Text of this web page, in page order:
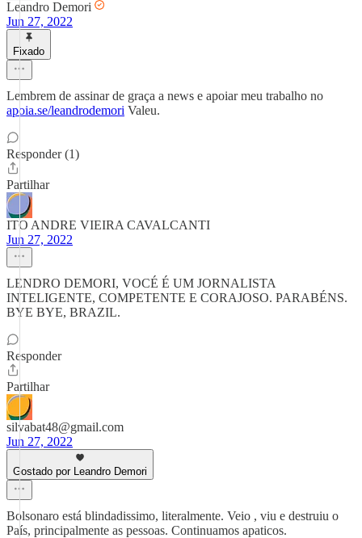
Leandro Demori
Jun 27, 2022
Fixado
Lembrem de assinar de graça a news e apoiar meu trabalho no
apoia.se/leandrodemori Valeu.
Responder (1)
Partilhar
ITO ANDRE VIEIRA CAVALCANTI
Jun 27, 2022
LENDRO DEMORI, VOCÉ É UM JORNALISTA
INTELIGENTE, COMPETENTE E CORAJOSO. PARABÉNS.
BYE BYE, BRAZIL.
Responder
Partilhar
silvabat48@gmail.com
Jun 27, 2022
Gostado por Leandro Demori
Bolsonaro está blindadissimo, literalmente. Veio , viu e destruiu o
País, principalmente as pessoas. Continuamos apaticos.